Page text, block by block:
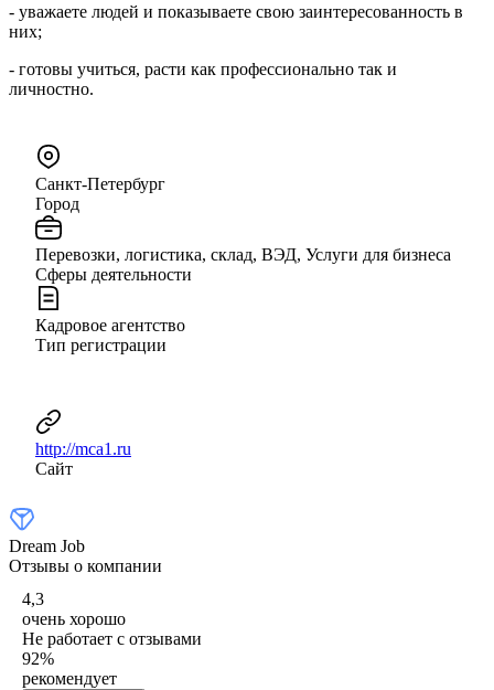
- уважаете людей и показываете свою заинтересованность в
них;
- готовы учиться, расти как профессионально так и
личностно.
Санкт-Петербург
Город
Перевозки, логистика, склад, ВЭД, Услуги для бизнеса
Сферы деятельности
Кадровое агентство
Тип регистрации
http://mca1.ru
Сайт
Dream Job
Отзывы о компании
4,3
очень хорошо
Не работает с отзывами
92%
рекомендует